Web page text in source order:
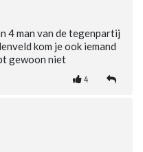
4 man van de tegenpartij
kom je ook iemand
gewoon niet
4